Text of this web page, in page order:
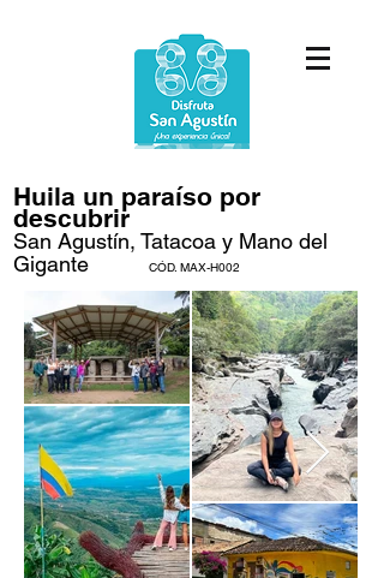
Huila un paraíso por
descubrir
San Agustín, Tatacoa y Mano del
Gigante
CÓD. MAX-H002